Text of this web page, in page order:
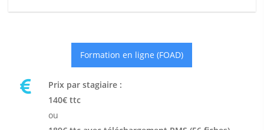
Formation en ligne (FOAD)
Prix par stagiaire :
140€ ttc
ou